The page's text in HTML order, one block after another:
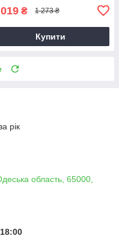
₴ 1 273 ₴
Купити
рік
область, 65000,